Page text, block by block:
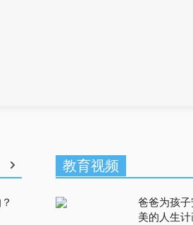
教育视频
爸爸为孩
美的人生